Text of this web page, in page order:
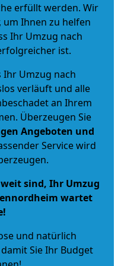
erfüllt werden. Wir
um Ihnen zu helfen
Ihr Umzug nach
ist.
Ihr Umzug nach
verläuft und alle
an Ihrem
Überzeugen Sie
Angeboten und
Service wird
sind, Ihr Umzug
wartet
und natürlich
damit Sie Ihr Budget